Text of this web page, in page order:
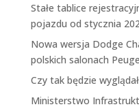
Stałe tablice
pojazdu od stycznia
Nowa wersja Dodge
polskich salonach
Czy tak będzie
Ministerstwo